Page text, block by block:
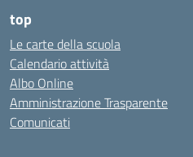
top
Le carte della scuola
Calendario attività
Albo Online
Amministrazione Trasparente
Comunicati